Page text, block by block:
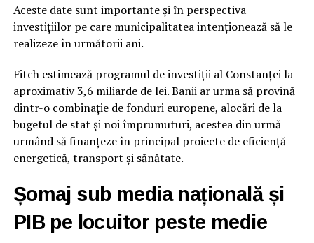
Aceste date sunt importante și în perspectiva
investițiilor pe care municipalitatea intenționează să le
realizeze în următorii ani.
Fitch estimează programul de investiții al Constanței la
aproximativ 3,6 miliarde de lei. Banii ar urma să provină
dintr-o combinație de fonduri europene, alocări de la
bugetul de stat și noi împrumuturi, acestea din urmă
urmând să finanțeze în principal proiecte de eficiență
energetică, transport și sănătate.
Șomaj sub media națională și
PIB pe locuitor peste medie